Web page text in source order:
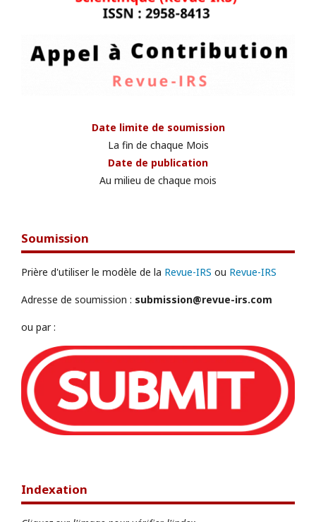
Date limite de soumission
La fin de chaque Mois
Date de publication
Au milieu de chaque mois
Soumission
Prière d'utiliser le modèle de la Revue-IRS ou Revue-IRS
Adresse de soumission : submission@revue-irs.com
ou par :
Indexation